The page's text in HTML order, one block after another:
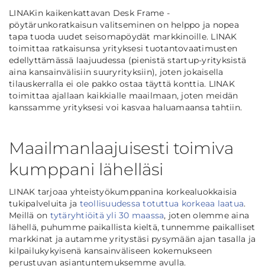
LINAKin kaikenkattavan Desk Frame -
pöytärunkoratkaisun valitseminen on helppo ja nopea
tapa tuoda uudet seisomapöydät markkinoille. LINAK
toimittaa ratkaisunsa yrityksesi tuotantovaatimusten
edellyttämässä laajuudessa (pienistä startup-yrityksistä
aina kansainvälisiin suuryrityksiin), joten jokaisella
tilauskerralla ei ole pakko ostaa täyttä konttia. LINAK
toimittaa ajallaan kaikkialle maailmaan, joten meidän
kanssamme yrityksesi voi kasvaa haluamaansa tahtiin.
Maailmanlaajuisesti toimiva
kumppani lähelläsi
LINAK tarjoaa yhteistyökumppanina korkealuokkaisia
tukipalveluita ja teollisuudessa totuttua korkeaa laatua.
Meillä on tytäryhtiöitä yli 30 maassa, joten olemme aina
lähellä, puhumme paikallista kieltä, tunnemme paikalliset
markkinat ja autamme yritystäsi pysymään ajan tasalla ja
kilpailukykyisenä kansainväliseen kokemukseen
perustuvan asiantuntemuksemme avulla.